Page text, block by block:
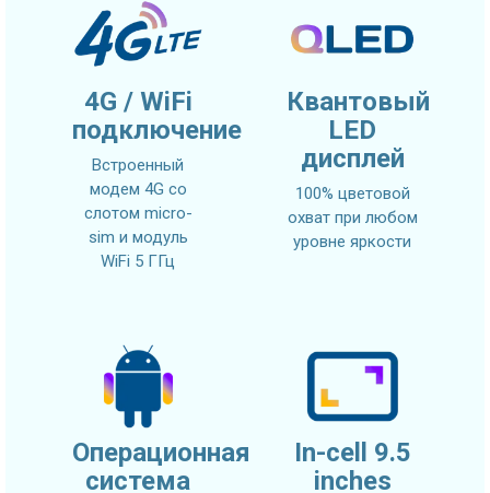
4G / WiFi
подключение
Встроенный
модем 4G со
слотом micro-
sim и модуль
WiFi 5 ГГц
Квантовый
LED
дисплей
100% цветовой
охват при любом
уровне яркости
Операционная
система
In-cell 9.5
inches